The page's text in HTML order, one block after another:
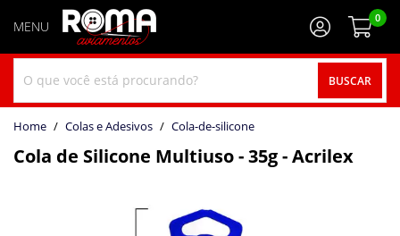
BUSCAR
0
home Colas e Adesivos cola-de-silicone
Cola de Silicone Multiuso - 35g - Acrilex